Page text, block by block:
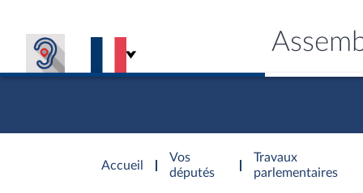
Accueil
d'accueil
Vos
députés
Travaux
parlementaires